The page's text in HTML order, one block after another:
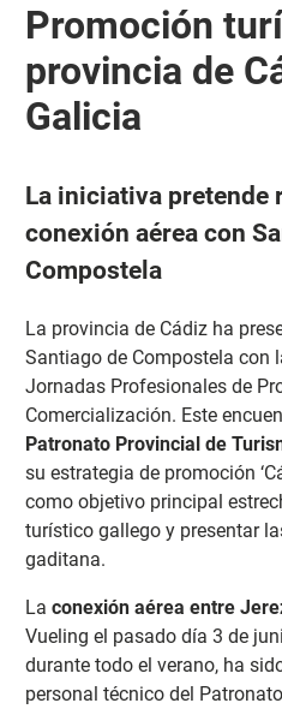
Promoción
provincia de
Galicia
La iniciativa pretende
conexión aérea con
Compostela
La provincia de Cádiz ha
Santiago de Compostela con
Jornadas Profesionales de
Comercialización. Este
Patronato Provincial de
su estrategia de promoción
como objetivo principal
turístico gallego y presentar
gaditana.
La conexión aérea entre
Vueling el pasado día 3 de
durante todo el verano, ha
personal técnico del